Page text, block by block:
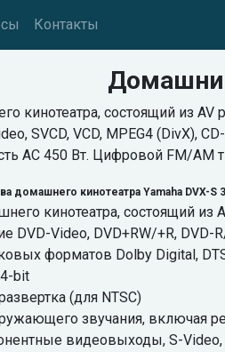
Контакты
кинотеатра, состоящий из AV
SVCD, VCD, MPEG4 (DivX), CD-
АС 450 Вт. Цифровой FM/AM
домашнего кинотеатра Yamaha DVX-S
кинотеатра, состоящий из
DVD-Video, DVD+RW/+R, DVD-
форматов Dolby Digital,
bit
(для NTSC)
звучания, включая
видеовыходы, S-